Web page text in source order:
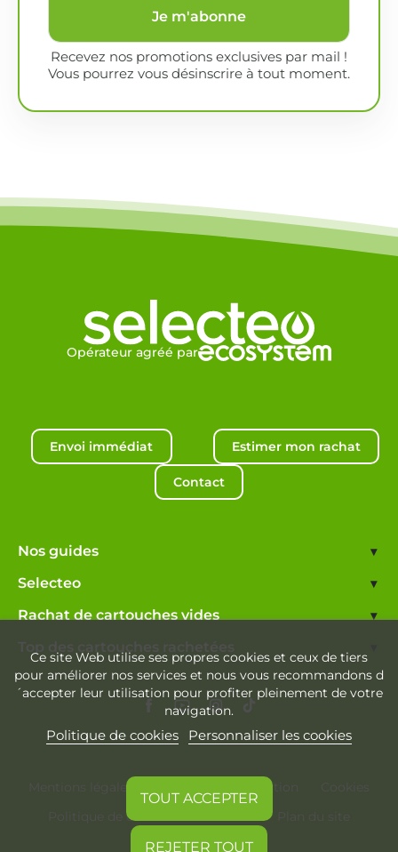
Je m'abonne
Recevez nos promotions exclusives par mail !
Vous pourrez vous désinscrire à tout moment.
Opérateur agréé par
Envoi immédiat Estimer mon rachat
Contact
Nos guides ▾
Selecteo ▾
Rachat de cartouches vides ▾
Top des cartouches rachetées
Ce site Web utilise ses propres cookies et ceux de tiers
pour améliorer nos services et nous vous recommandons d
´accepter leur utilisation pour profiter pleinement de votre
navigation.
Politique de cookies Personnaliser les cookies
REJETER TOUT
TOUT ACCEPTER
Mentions légales Conditions d'utilisation
Cookies
Politique de confidentialité
Plan du site